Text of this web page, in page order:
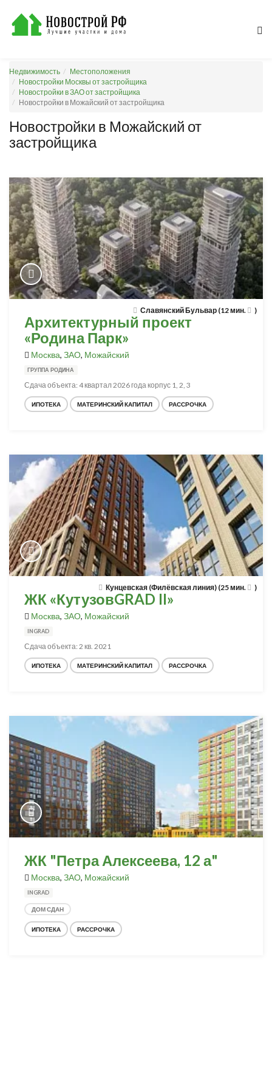
Недвижимость
Местоположения
Новостройки Москвы от застройщика
Новостройки в ЗАО от застройщика
Новостройки в Можайский от застройщика
Новостройки в Можайский от
застройщика
Славянский Бульвар (12 мин. )
Архитектурный проект
«Родина Парк»
Москва, ЗАО, Можайский
ГРУППА РОДИНА
Сдача объекта: 4 квартал 2026 года корпус 1, 2, 3
ИПОТЕКА МАТЕРИНСКИЙ КАПИТАЛ РАССРОЧКА
Кунцевская (Филёвская линия) (25 мин. )
ЖК «КутузовGRAD II»
Москва, ЗАО, Можайский
INGRAD
Сдача объекта: 2 кв. 2021
ИПОТЕКА МАТЕРИНСКИЙ КАПИТАЛ РАССРОЧКА
ЖК "Петра Алексеева, 12 а"
Москва, ЗАО, Можайский
INGRAD
ДОМ СДАН
ИПОТЕКА РАССРОЧКА